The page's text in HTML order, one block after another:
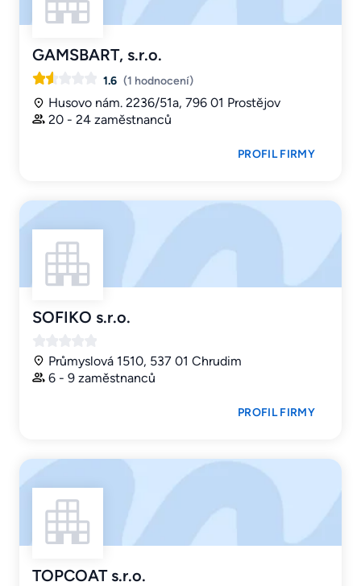
GAMSBART, s.r.o.
1.6 (1 hodnocení)
Husovo nám. 2236/51a, 796 01 Prostějov
20 - 24 zaměstnanců
PROFIL FIRMY
SOFIKO s.r.o.
Průmyslová 1510, 537 01 Chrudim
6 - 9 zaměstnanců
PROFIL FIRMY
TOPCOAT s.r.o.